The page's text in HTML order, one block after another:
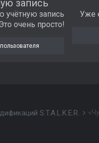
запись
учётную запись
очень просто!
Уже
S.T.A.L.K.E.R.